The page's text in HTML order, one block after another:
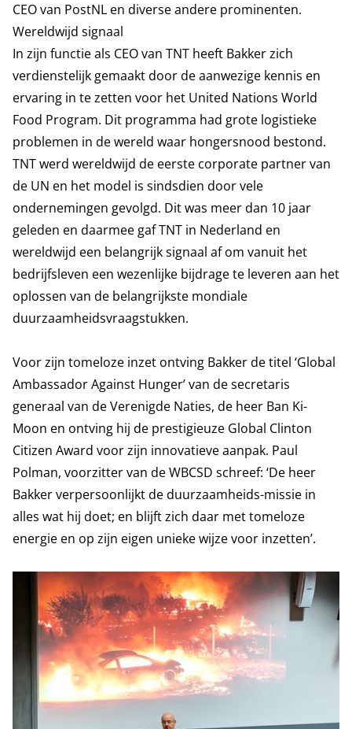
CEO van PostNL en diverse andere prominenten.
Wereldwijd signaal
In zijn functie als CEO van TNT heeft Bakker zich
verdienstelijk gemaakt door de aanwezige kennis en
ervaring in te zetten voor het United Nations World
Food Program. Dit programma had grote logistieke
problemen in de wereld waar hongersnood bestond.
TNT werd wereldwijd de eerste corporate partner van
de UN en het model is sindsdien door vele
ondernemingen gevolgd. Dit was meer dan 10 jaar
geleden en daarmee gaf TNT in Nederland en
wereldwijd een belangrijk signaal af om vanuit het
bedrijfsleven een wezenlijke bijdrage te leveren aan het
oplossen van de belangrijkste mondiale
duurzaamheidsvraagstukken.
Voor zijn tomeloze inzet ontving Bakker de titel ‘Global
Ambassador Against Hunger’ van de secretaris
generaal van de Verenigde Naties, de heer Ban Ki-
Moon en ontving hij de prestigieuze Global Clinton
Citizen Award voor zijn innovatieve aanpak. Paul
Polman, voorzitter van de WBCSD schreef: ‘De heer
Bakker verpersoonlijkt de duurzaamheids-missie in
alles wat hij doet; en blijft zich daar met tomeloze
energie en op zijn eigen unieke wijze voor inzetten’.